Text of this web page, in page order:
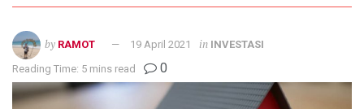
by RAMOT 19 April 2021 in INVESTASI
Reading Time: 5 mins read 0